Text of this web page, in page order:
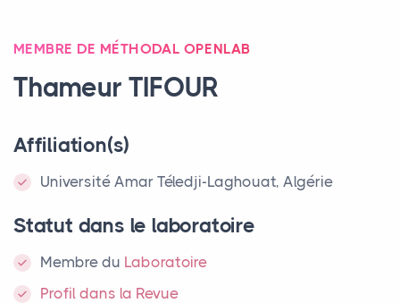
MEMBRE DE MÉTHODAL OPENLAB
ThameurTIFOUR
Affiliation(s)
Université Amar Téledji-Laghouat, Algérie
Statut dans le laboratoire
Membre du Laboratoire
Profil dans la Revue